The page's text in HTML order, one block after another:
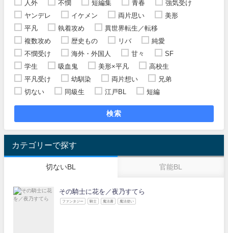
人外
不憫 短編集 青春
強気受け
ヤンデレ
イケメン 両片思い
美形
平凡
執着攻め
異世界転生／転移
複数攻め
歴史もの リバ
純愛
不憫受け
海外・外国人 甘々
SF
学生
吸血鬼 美形×平凡
高校生
平凡受け
幼馴染 両片想い
兄弟
切ない
同級生 江戸BL 短編
検索
カテゴリーで探す
切ないBL 官能BL
その騎士に花を／夜乃すてら
ファンタジー 騎士 魔法書 魔法使い